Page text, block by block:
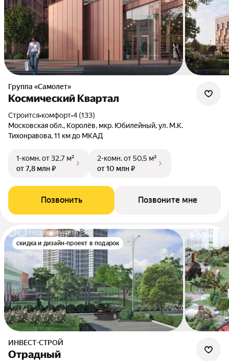
Группа «Самолет»
Космический Квартал
Строится•комфорт•4 (133)
Московская обл., Королёв, мкр. Юбилейный, ул. М.К.
Тихонравова, 11 км до МКАД
1-комн.от 32,7 м²
от 7,8 млн ₽
2-комн.от 50,5 м²
от 10 млн ₽
Позвонить Позвоните мне
скидка и дизайн-проект в подарок
ИНВЕСТ-СТРОЙ
Отрадный